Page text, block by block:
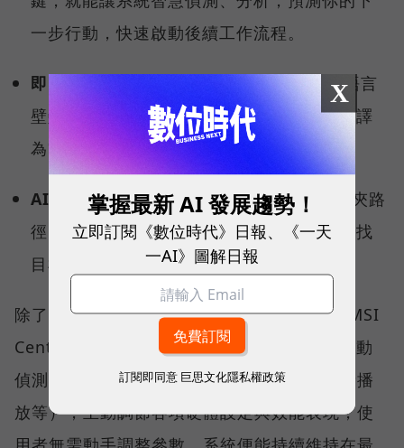
一步行動，快速啟動後續工作流程。
即時字幕翻譯（Live Captions）：
打破語言
壁壘，跨國視訊會議時，即時將多國語言翻譯
為繁體中文。
AI 智慧搜尋：不需要精確記住檔名或資料夾路
徑，用自然語言就能從茫茫資料海中精準查找
目標檔案。
除了微軟的生態系，MSI 更導入獨家研發的 MSI
Center 中控軟體，其中「AI 智慧引擎」能自動
偵測使用情境（如視訊會議、文書處理、影音播
放等），主動調節各項硬體設定與效能表現，使
X
掌握最新 AI 發展趨勢！
立即訂閱《數位時代》日報、《一天
一AI》圖解日報
訂閱即同意 巨思文化隱私權政策